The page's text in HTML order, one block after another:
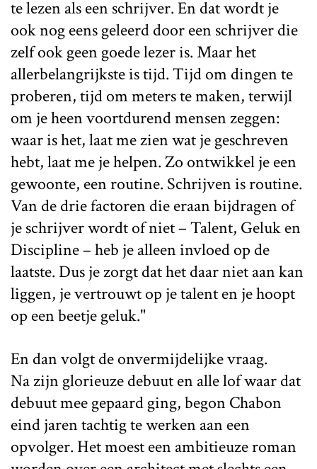
te lezen als een schrijver. En dat wordt je
ook nog eens geleerd door een schrijver die
zelf ook geen goede lezer is. Maar het
allerbelangrijkste is tijd. Tijd om dingen te
proberen, tijd om meters te maken, terwijl
om je heen voortdurend mensen zeggen:
waar is het, laat me zien wat je geschreven
hebt, laat me je helpen. Zo ontwikkel je een
gewoonte, een routine. Schrijven is routine.
Van de drie factoren die eraan bijdragen of
je schrijver wordt of niet – Talent, Geluk en
Discipline – heb je alleen invloed op de
laatste. Dus je zorgt dat het daar niet aan kan
liggen, je vertrouwt op je talent en je hoopt
op een beetje geluk."
En dan volgt de onvermijdelijke vraag.
Na zijn glorieuze debuut en alle lof waar dat
debuut mee gepaard ging, begon Chabon
eind jaren tachtig te werken aan een
opvolger. Het moest een ambitieuze roman